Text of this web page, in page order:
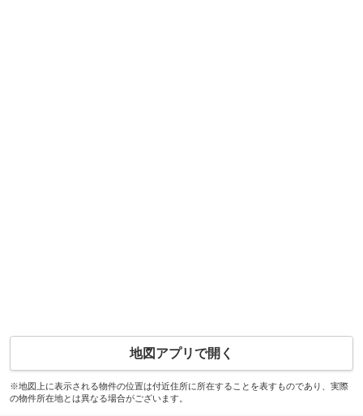
地図アプリで開く
※地図上に表示される物件の位置は付近住所に所在することを表すものであり、実際
の物件所在地とは異なる場合がございます。